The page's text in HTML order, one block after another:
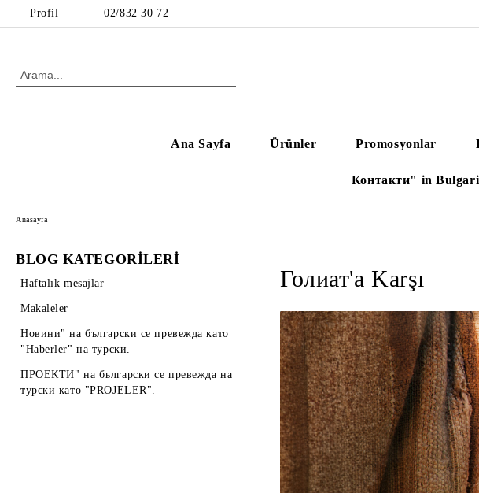
Profil 02/832 30 72
Ana Sayfa Ürünler Promosyonlar
Контакти" in
BLOG KATEGORİLERİ
Haftalık mesajlar
Makaleler
Новини" на български се превежда като
"Haberler" на турски.
ПРОЕКТИ" на български се превежда на
турски като "PROJELER".
Anasayfa
Голиат'a Karşı